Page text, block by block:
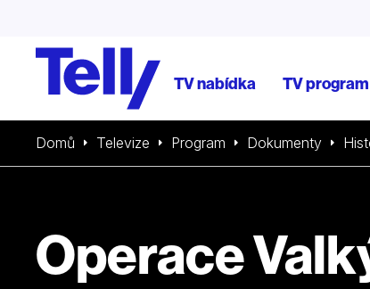
TV nabídka TV program
Domů Televize Program Dokumenty
Operace